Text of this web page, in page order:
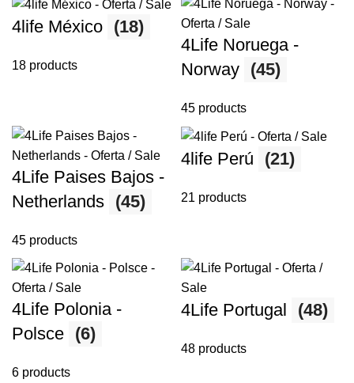
4life México (18)
18 products
4Life Noruega -
Norway (45)
45 products
4Life Paises Bajos -
Netherlands (45)
45 products
4life Perú (21)
21 products
4Life Polonia -
Polsce (6)
6 products
4Life Portugal (48)
48 products